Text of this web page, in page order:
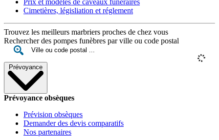
Cimetières, législiation et réglement
Trouvez les meilleurs marbriers proches de chez vous
Rechercher des pompes funèbres par ville ou code postal
Prévoyance
Prévoyance obsèques
Prévision obsèques
Demander des devis comparatifs
Nos partenaires